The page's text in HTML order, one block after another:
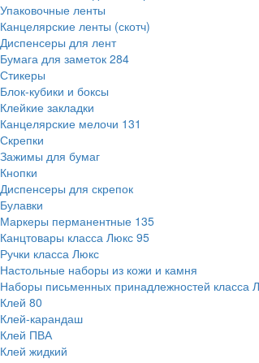
Упаковочные ленты
Канцелярские ленты (скотч)
Диспенсеры для лент
Бумага для заметок 284
Стикеры
Блок-кубики и боксы
Клейкие закладки
Канцелярские мелочи 131
Скрепки
Зажимы для бумаг
Кнопки
Диспенсеры для скрепок
Булавки
Маркеры перманентные 135
Канцтовары класса Люкс 95
Ручки класса Люкс
Настольные наборы из кожи и камня
Наборы письменных принадлежностей класса
Клей 80
Клей-карандаш
Клей ПВА
Клей жидкий